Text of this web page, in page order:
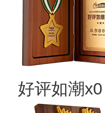
好评如潮x0